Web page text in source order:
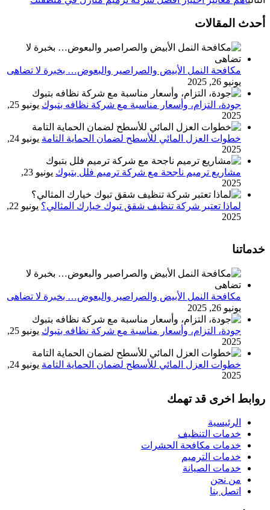
أحدث المقالات
مكافحة النمل الأبيض والصراصير والبعوض… بخبرة لا تضاهى
يونيو 26, 2025
جودة، التزام، وأسعار مناسبة مع شركة نظافه بتبوك
يونيو 25,
2025
خطوات العزل المائي للأسطح لضمان الحماية التامة
يونيو 24,
2025
مشاريع ترميم ناجحة مع شركة ترميم فلل بتبوك
يونيو 23,
2025
لماذا تعتبر شركة تنظيف شقق تبوك خيارك المثالي؟
يونيو 22,
2025
خدماتنا
مكافحة النمل الأبيض والصراصير والبعوض… بخبرة لا تضاهى
يونيو 26, 2025
جودة، التزام، وأسعار مناسبة مع شركة نظافه بتبوك
يونيو 25,
2025
خطوات العزل المائي للأسطح لضمان الحماية التامة
يونيو 24,
2025
روابط اخرى قد تهمك
الرئيسية
خدمات التنظيف
خدمات مكافحة الحشرات
خدمات الترميم
خدمات الصيانة
من نحن
اتصل بنا